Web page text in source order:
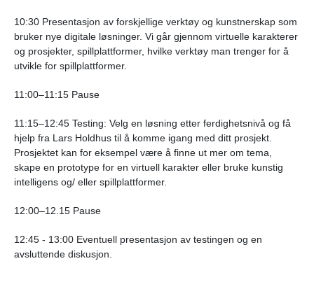
10:30 Presentasjon av forskjellige verktøy og kunstnerskap som
bruker nye digitale løsninger. Vi går gjennom virtuelle karakterer
og prosjekter, spillplattformer, hvilke verktøy man trenger for å
utvikle for spillplattformer.
11:00–11:15 Pause
11:15–12:45 Testing: Velg en løsning etter ferdighetsnivå og få
hjelp fra Lars Holdhus til å komme igang med ditt prosjekt.
Prosjektet kan for eksempel være å finne ut mer om tema,
skape en prototype for en virtuell karakter eller bruke kunstig
intelligens og/ eller spillplattformer.
12:00–12.15 Pause
12:45 - 13:00 Eventuell presentasjon av testingen og en
avsluttende diskusjon.